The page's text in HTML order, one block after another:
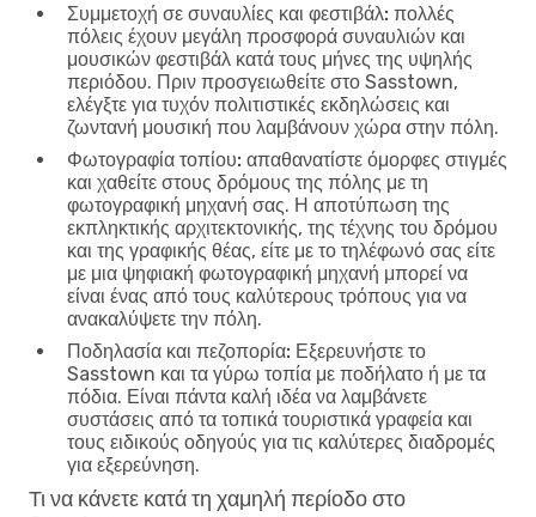
Συμμετοχή σε συναυλίες και φεστιβάλ: πολλές
πόλεις έχουν μεγάλη προσφορά συναυλιών και
μουσικών φεστιβάλ κατά τους μήνες της υψηλής
περιόδου. Πριν προσγειωθείτε στο Sasstown,
ελέγξτε για τυχόν πολιτιστικές εκδηλώσεις και
ζωντανή μουσική που λαμβάνουν χώρα στην πόλη.
Φωτογραφία τοπίου: απαθανατίστε όμορφες στιγμές
και χαθείτε στους δρόμους της πόλης με τη
φωτογραφική μηχανή σας. Η αποτύπωση της
εκπληκτικής αρχιτεκτονικής, της τέχνης του δρόμου
και της γραφικής θέας, είτε με το τηλέφωνό σας είτε
με μια ψηφιακή φωτογραφική μηχανή μπορεί να
είναι ένας από τους καλύτερους τρόπους για να
ανακαλύψετε την πόλη.
Ποδηλασία και πεζοπορία: Εξερευνήστε το
Sasstown και τα γύρω τοπία με ποδήλατο ή με τα
πόδια. Είναι πάντα καλή ιδέα να λαμβάνετε
συστάσεις από τα τοπικά τουριστικά γραφεία και
τους ειδικούς οδηγούς για τις καλύτερες διαδρομές
για εξερεύνηση.
Τι να κάνετε κατά τη χαμηλή περίοδο στο